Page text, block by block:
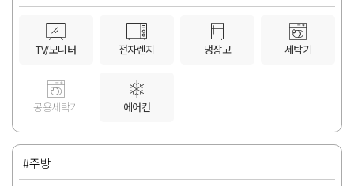
TV/모니터 전자렌지 냉장고 세탁기
공용세탁기 에어컨
#주방